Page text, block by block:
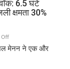
6.5 घंटे
क्षमता 30%
Offon
भारतीयमेनन ने एक और